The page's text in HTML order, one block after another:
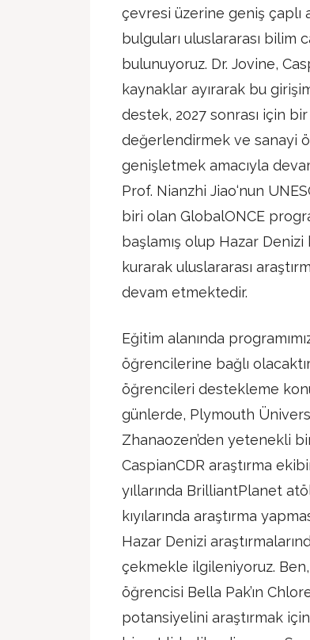
çevresi üzerine geniş çaplı
bulguları uluslararası bilim
bulunuyoruz. Dr. Jovine,
kaynaklar ayırarak bu
destek, 2027 sonrası için
değerlendirmek ve sanayi
genişletmek amacıyla
Prof. Nianzhi Jiao‘nun
biri olan GlobalONCE
başlamış olup Hazar Denizi
kurarak uluslararası
devam etmektedir.
Eğitim alanında
öğrencilerine bağlı
öğrencileri destekleme
günlerde, Plymouth
Zhanaozen’den yetenekli
CaspianCDR araştırma
yıllarında BrilliantPlanet
kıyılarında araştırma
Hazar Denizi
çekmekle ilgileniyoruz. Ben,
öğrencisi Bella Pak’ın
potansiyelini araştırmak